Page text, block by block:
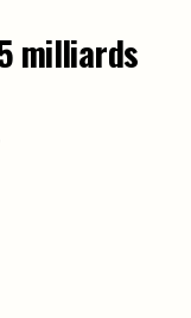
milliards